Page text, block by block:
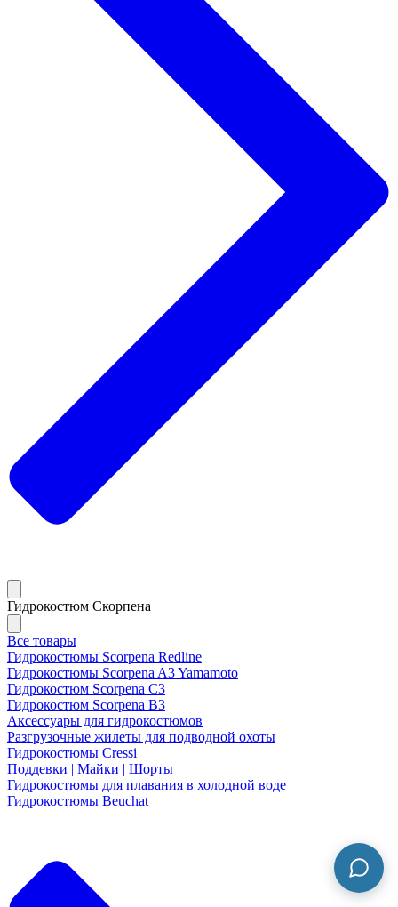
Гидрокостюм Скорпена
Все товары
Гидрокостюмы Scorpena Redline
Гидрокостюмы Scorpena A3 Yamamoto
Гидрокостюм Scorpena C3
Гидрокостюм Scorpena B3
Аксессуары для гидрокостюмов
Разгрузочные жилеты для подводной охоты
Гидрокостюмы Cressi
Поддевки | Майки | Шорты
Гидрокостюмы для плавания в холодной воде
Гидрокостюмы Beuchat